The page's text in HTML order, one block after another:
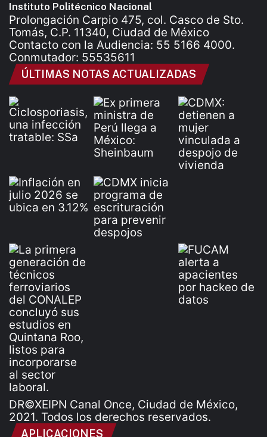
Instituto Politécnico Nacional
Prolongación Carpio 475, col. Casco de Sto.
Tomás, C.P. 11340, Ciudad de México
Contacto con la Audiencia: 55 5166 4000.
Conmutador: 55535611
ÚLTIMAS NOTAS ACTUALIZADAS
DR©XEIPN Canal Once, Ciudad de México,
2021. Todos los derechos reservados.
APLICACIONES